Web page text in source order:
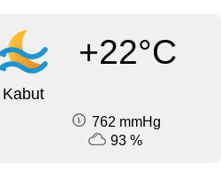
+22°C
Kabut
762 mmHg
93 %